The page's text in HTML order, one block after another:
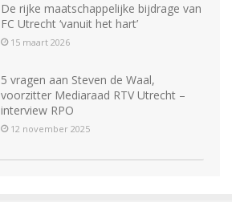
De rijke maatschappelijke bijdrage van
FC Utrecht ‘vanuit het hart’
15 maart 2026
5 vragen aan Steven de Waal,
voorzitter Mediaraad RTV Utrecht –
interview RPO
12 november 2025